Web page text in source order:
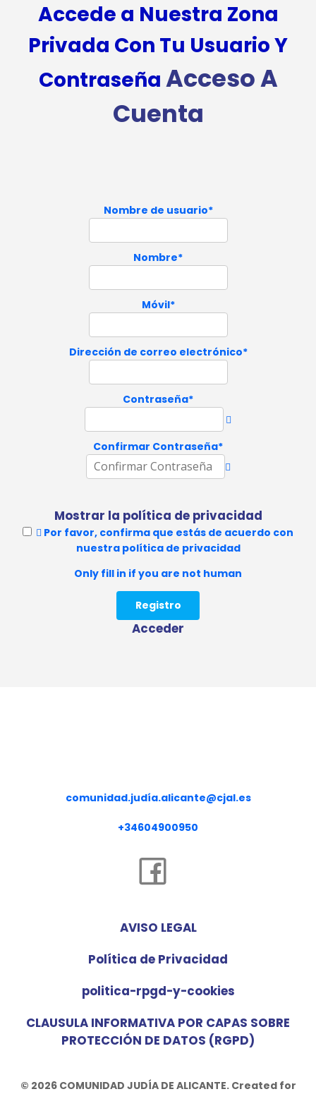
Accede a Nuestra Zona
Privada Con Tu Usuario Y
Contraseña Acceso A
Cuenta
Nombre de usuario*
Nombre*
Móvil*
Dirección de correo electrónico*
Contraseña*
Confirmar Contraseña*
Mostrar la política de privacidad
Por favor, confirma que estás de acuerdo con
nuestra política de privacidad
Only fill in if you are not human
Acceder
comunidad.judía.alicante@cjal.es
+34604900950
AVISO LEGAL
Política de Privacidad
politica-rpgd-y-cookies
CLAUSULA INFORMATIVA POR CAPAS SOBRE
PROTECCIÓN DE DATOS (RGPD)
© 2026 COMUNIDAD JUDÍA DE ALICANTE. Created for